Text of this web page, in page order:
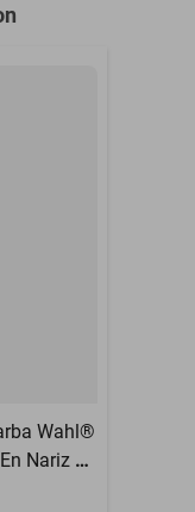
Wahl®
Nariz Y